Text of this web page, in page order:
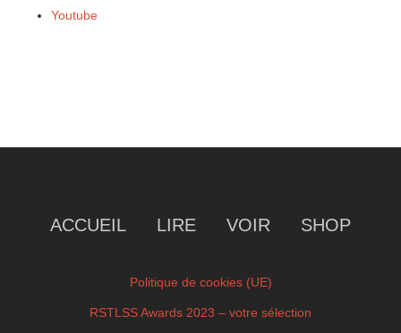
Youtube
ACCUEIL LIRE VOIR SHOP
Politique de cookies (UE)
RSTLSS Awards 2023 – votre sélection